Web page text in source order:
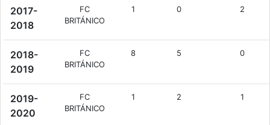
2017-
2018
FC
BRITÁNICO
1 0 2
2018-
2019
FC
BRITÁNICO
8 5 0
2019-
2020
FC
BRITÁNICO
1 2 1